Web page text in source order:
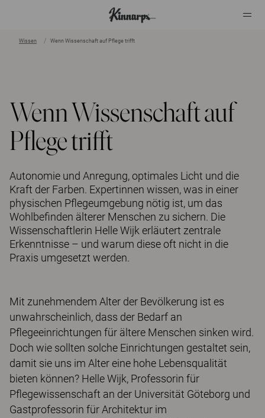
Wissen Wenn Wissenschaft auf Pflege trifft
Wenn Wissenschaft auf
Pflege trifft
Autonomie und Anregung, optimales Licht und die
Kraft der Farben. Expertinnen wissen, was in einer
physischen Pflegeumgebung nötig ist, um das
Wohlbefinden älterer Menschen zu sichern. Die
Wissenschaftlerin Helle Wijk erläutert zentrale
Erkenntnisse – und warum diese oft nicht in die
Praxis umgesetzt werden.
Mit zunehmendem Alter der Bevölkerung ist es
unwahrscheinlich, dass der Bedarf an
Pflegeeinrichtungen für ältere Menschen sinken wird.
Doch wie sollten solche Einrichtungen gestaltet sein,
damit sie uns im Alter eine hohe Lebensqualität
bieten können? Helle Wijk, Professorin für
Pflegewissenschaft an der Universität Göteborg und
Gastprofessorin für Architektur im